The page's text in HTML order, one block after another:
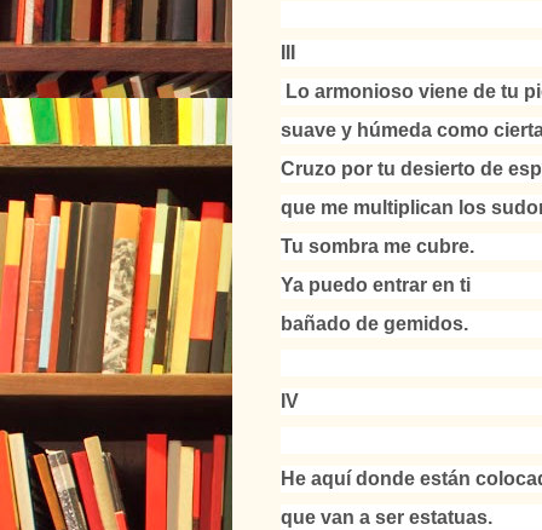
Lo armonioso viene de tu
suave y húmeda como
Cruzo por tu desierto de
que me multiplican los
Tu sombra me cubre.
Ya puedo entrar en ti
bañado de gemidos.
IV
He aquí donde están
que van a ser estatuas.